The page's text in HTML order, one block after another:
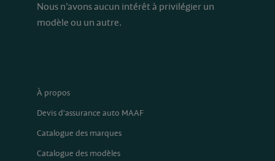
Nous n’avons aucun intérêt à privilégier un
modèle ou un autre.
À propos
Devis d'assurance auto MAAF
Catalogue des marques
Catalogue des modèles